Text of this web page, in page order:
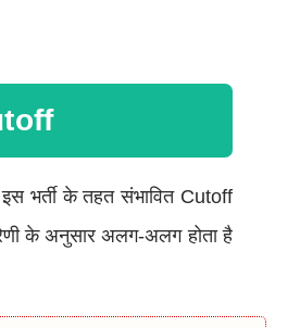
भर्ती के तहत संभावित Cutoff
के अनुसार अलग-अलग होता है